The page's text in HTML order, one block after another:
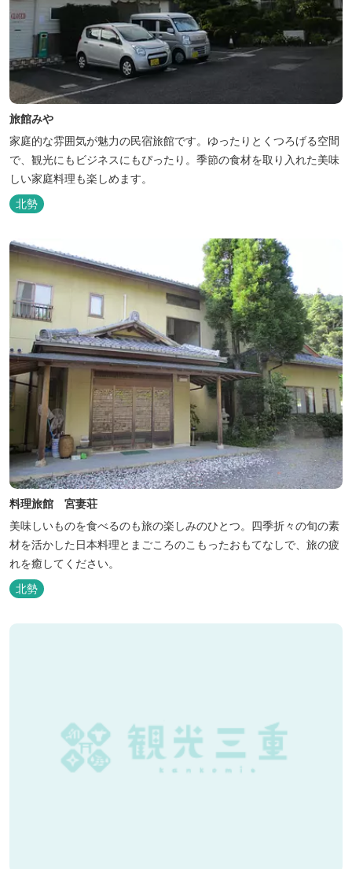
旅館みや
家庭的な雰囲気が魅力の民宿旅館です。ゆったりとくつろげる空間
で、観光にもビジネスにもぴったり。季節の食材を取り入れた美味
しい家庭料理も楽しめます。
北勢
料理旅館 宮妻荘
美味しいものを食べるのも旅の楽しみのひとつ。四季折々の旬の素
材を活かした日本料理とまごころのこもったおもてなしで、旅の疲
れを癒してください。
北勢